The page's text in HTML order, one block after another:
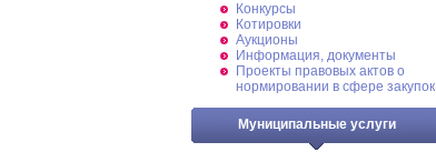
Конкурсы
Котировки
Аукционы
Информация, документы
Проекты правовых актов о
нормировании в сфере закупок
Муниципальные услуги